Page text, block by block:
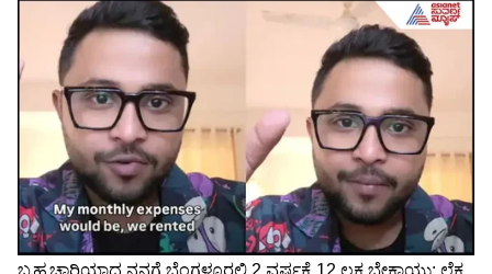
ಔಟ್; ಬಂಡಾಯ ಶಮನಕ್ಕೆ ಬಂಡೆ
ರಣತಂತ್ರ!
ಮಾತನಾಡಿದ್ರೆ ತಪ್ಪೇನಿದೆ?
ಎರಡನೇ ಬಾರಿ ಸಿಎಂ ಡಿಕೆ
ಶಿವಕುಮಾರ್ ಭೇಟಿಯಾಗಿ
ಸಿಟ್ಟಿನಿಂದಲೇ ಹೊರಬಂದ
ಹಂಪಿಯ ನಿಷೇಧಿತ, ಬಫರ್
ವಲಯದಲ್ಲಿ ಅಕ್ರಮ ಹೋಮ್‌ಸ್ಟೇ:
53ಕ್ಕೂ ಹೆಚ್ಚು ಅಧಿಕಾರಿಗಳಿಗೆ